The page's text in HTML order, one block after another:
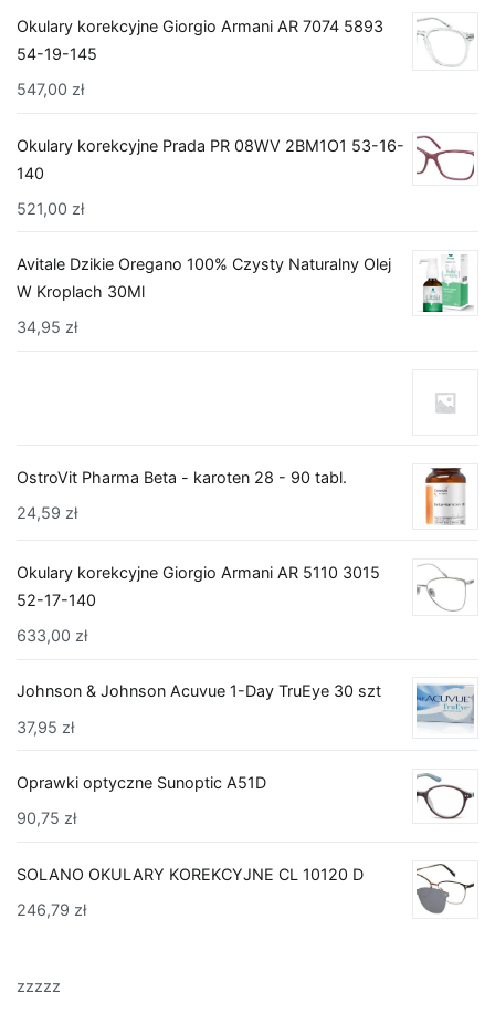
Okulary korekcyjne Giorgio Armani AR 7074 5893
54-19-145
547,00 zł
Okulary korekcyjne Prada PR 08WV 2BM1O1 53-16-
140
521,00 zł
Avitale Dzikie Oregano 100% Czysty Naturalny Olej
W Kroplach 30Ml
34,95 zł
OstroVit Pharma Beta - karoten 28 - 90 tabl.
24,59 zł
Okulary korekcyjne Giorgio Armani AR 5110 3015
52-17-140
633,00 zł
Johnson & Johnson Acuvue 1-Day TruEye 30 szt
37,95 zł
Oprawki optyczne Sunoptic A51D
90,75 zł
SOLANO OKULARY KOREKCYJNE CL 10120 D
246,79 zł
zzzzz